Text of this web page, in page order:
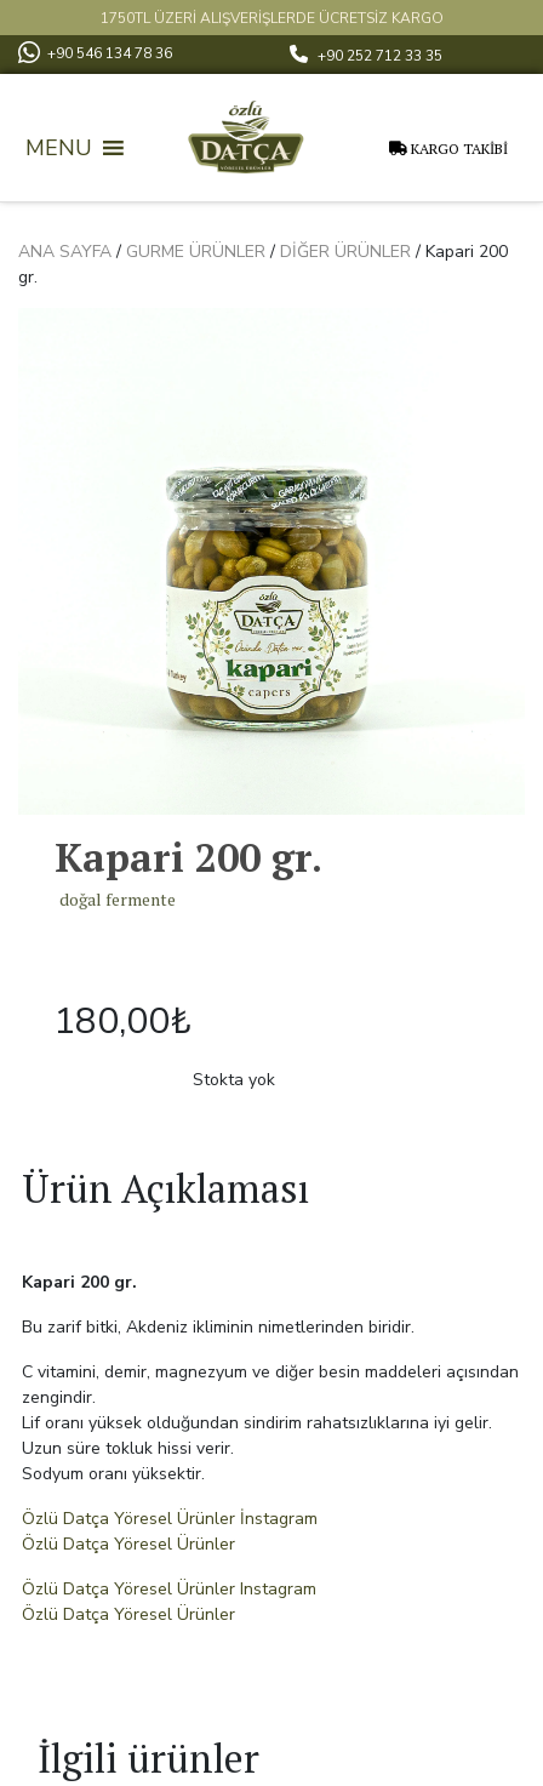
1750TL ÜZERİ ALIŞVERİŞLERDE ÜCRETSİZ KARGO
+90 546 134 78 36
+90 252 712 33 35
MENU KARGO TAKİBİ
ANA SAYFA/ GURME ÜRÜNLER/ DIĞER ÜRÜNLER/ Kapari 200
gr.
Kapari 200 gr.
doğal fermente
180,00₺
Stokta yok
Ürün Açıklaması
Kapari 200 gr.
Bu zarif bitki, Akdeniz ikliminin nimetlerinden biridir.
C vitamini, demir, magnezyum ve diğer besin maddeleri açısından
zengindir.
Lif oranı yüksek olduğundan sindirim rahatsızlıklarına iyi gelir.
Uzun süre tokluk hissi verir.
Sodyum oranı yüksektir.
Özlü Datça Yöresel Ürünler İnstagram
Özlü Datça Yöresel Ürünler
Özlü Datça Yöresel Ürünler Instagram
Özlü Datça Yöresel Ürünler
İlgili ürünler